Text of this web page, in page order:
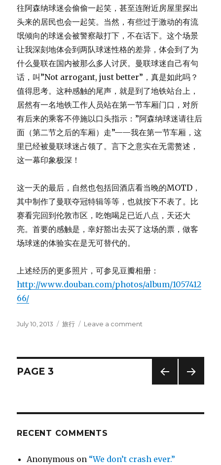
往阿森纳球迷会偷偷一起笑，甚至连附近房屋里探出
头来的居民也会一起笑。当然，有些过于激动的有流
氓倾向的球迷会被警察敲打下，不在话下。这个场景
让我深刻地体会到两队球迷性格的差异，体会到了为
什么曼联在国内被那么多人讨厌。曼联球迷自己有句
话，叫”Not arrogant, just better”，真是如此吗？
值得思考。这种感触的尾声，就是到了地铁站台上，
居然有一名地铁工作人员站在第一节车厢门口，对所
有后来的乘客不停施以口头指示：”阿森纳球迷请往后
面（第二节之后的车厢）走”——我在第一节车厢，这
里已经被曼联球迷占领了。言下之意实在无需赘述，
这一幕印象极深！
这一天的最后，自然也包括回酒店看当晚的MOTD，
其中制作了曼联夺冠特辑等等，也就按下不表了。比
赛看完回到伦敦市区，吃饱喝足已近八点，天还大
亮。首要的感触是，幸好豁出去买了这场的票，做客
场球迷的体验实在是无可替代的。
上述经历的更多照片，可参见豆瓣相册：
http://www.douban.com/photos/album/1057412
66/
Posted
July 10, 2013 Categories
旅行 Leave a comment
场
Posts
E
PAGE 3
RECENT COMMENTS
Anonymous on “We don’t crash ever.”